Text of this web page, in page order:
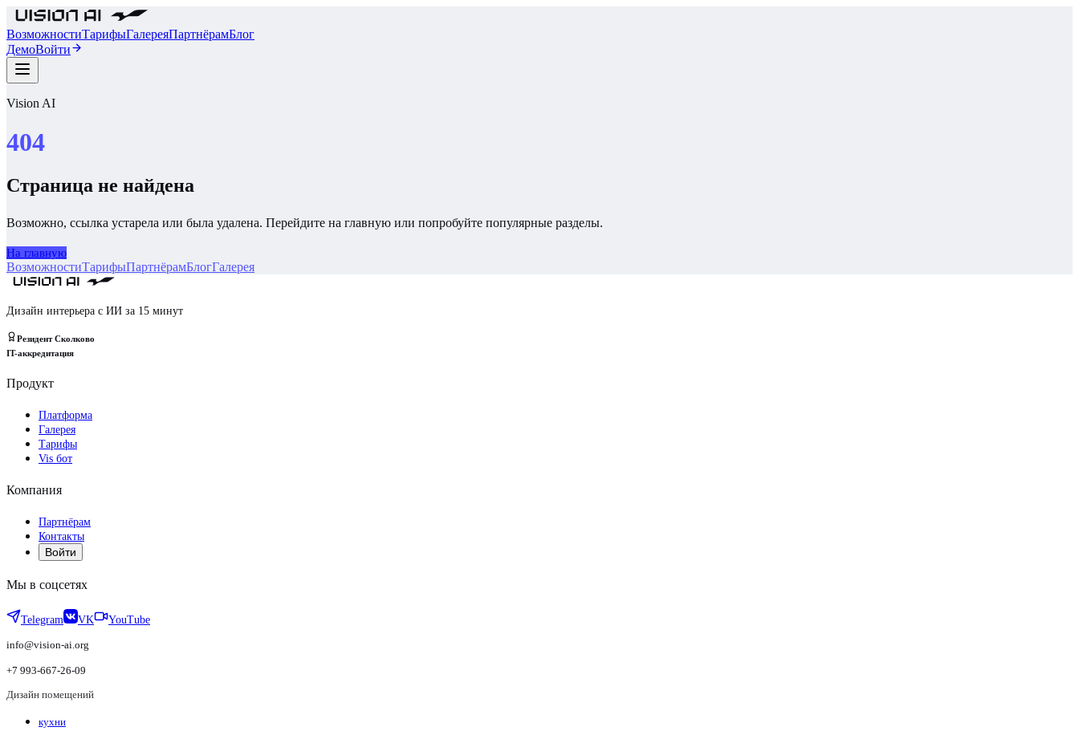
ВозможностиТарифыГалереяПартнёрамБлог
ДемоВойти
Vision AI
404
Страница не найдена
Возможно, ссылка устарела или была удалена. Перейдите на главную или попробуйте популярные разделы.
На главную
ВозможностиТарифыПартнёрамБлогГалерея
Дизайн интерьера с ИИ за 15 минут
Резидент Сколково
IT-аккредитация
Продукт
Платформа
Галерея
Тарифы
Vis бот
Компания
Партнёрам
Контакты
Войти
Мы в соцсетях
Telegram VK YouTube
info@vision-ai.org
+7 993-667-26-09
Дизайн помещений
кухни